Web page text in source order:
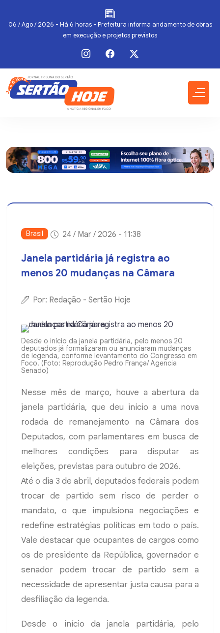
06 / Ago / 2026 - Há 6 horas - Prefeitura informa andamento de obras
em execução e projetos previstos
Brasil 24 / Mar / 2026 - 11:38
Janela partidária já registra ao
menos 20 mudanças na Câmara
Por: Redação - Sertão Hoje
Desde o início da janela partidária, pelo menos 20
deputados já formalizaram ou anunciaram mudanças
de legenda, conforme levantamento do Congresso em
Foco. (Foto: Reprodução Pedro França/ Agencia
Senado)
Nesse mês de março, houve a abertura da
janela partidária, que deu início a uma nova
rodada de remanejamento na Câmara dos
Deputados, com parlamentares em busca de
melhores condições para disputar as
eleições, previstas para outubro de 2026.
Até o dia 3 de abril, deputados federais podem
trocar de partido sem risco de perder o
mandato, o que impulsiona negociações e
redefine estratégias políticas em todo o país.
Vale destacar que ocupantes de cargos como
os de presidente da República, governador e
senador podem trocar de partido sem a
necessidade de apresentar justa causa para a
desfiliação da legenda.
Desde o início da janela partidária, pelo